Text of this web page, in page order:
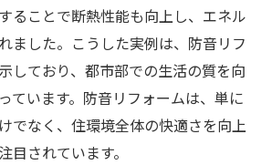
ることで断熱性能も向上し、エネル
ました。こうした実例は、防音リフ
しており、都市部での生活の質を向
ています。防音リフォームは、単に
でなく、住環境全体の快適さを向上
目されています。